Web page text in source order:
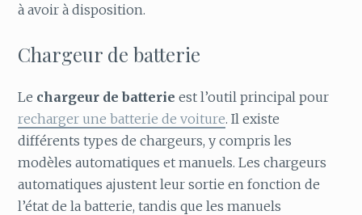
à avoir à disposition.
Chargeur de batterie
Le chargeur de batterie est l’outil principal pour
recharger une batterie de voiture. Il existe
différents types de chargeurs, y compris les
modèles automatiques et manuels. Les chargeurs
automatiques ajustent leur sortie en fonction de
l’état de la batterie, tandis que les manuels